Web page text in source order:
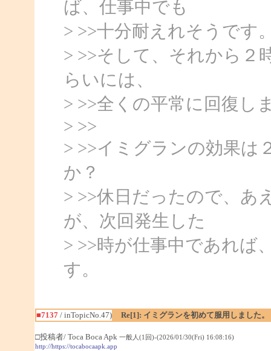
ば、仕事中でも
> >>十分耐えれそうです
> >>そして、それから２
らいには、
> >>全くの平常に回復し
> >>
> >>イミグランの効果は
か？
> >>休日だったので、あ
が、次回発生した
> >>時が仕事中であれば
す。
■7137/ inTopicNo.47) Re[1]: イミグランを初めて服用しました。
□投稿者/ Toca Boca Apk 一般人(1回)-(2026/01/30(Fri) 16:08:16)
http://https://tocabocaapk.app